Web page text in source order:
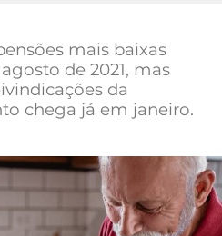
mais baixas
de 2021, mas
da
chega já em janeiro.